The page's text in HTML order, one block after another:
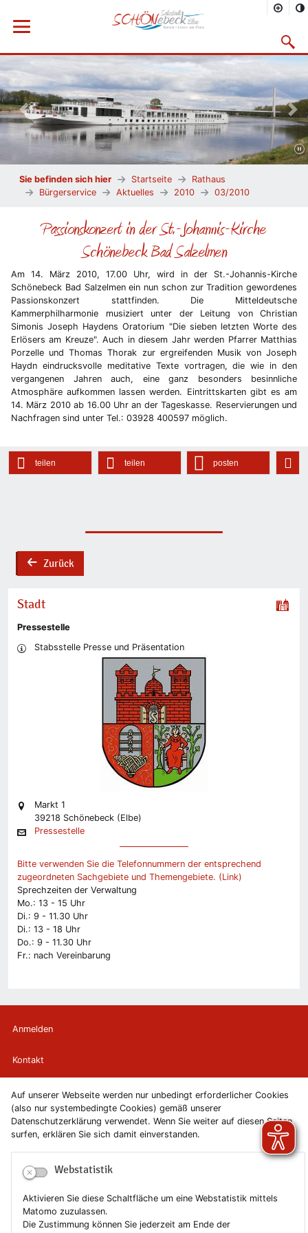
Auf unserer Webseite werden nur unbedingt erforderlicher Cookies
(also nur systembedingte Cookies) gemäß unserer
Datenschutzerklärung verwendet. Wenn Sie weiter auf diesen Seiten
surfen, erklären Sie sich damit einverstanden.
Webstatistik
Aktivieren Sie diese Schaltfläche um eine Webstatistik mittels
Matomo zuzulassen.
Die Zustimmung können Sie jederzeit am Ende der
Menü öffnen
Vorheriges Bild
Sie befinden sich hier Startseite
Rathaus
Bürgerservice
Aktuelles 2010 03/2010
Passionskonzert in der St.-Johannis-Kirche
Schönebeck Bad Salzelmen
Am 14. März 2010, 17.00 Uhr, wird in der St.-Johannis-Kirche
Schönebeck Bad Salzelmen ein nun schon zur Tradition gewordenes
Passionskonzert stattfinden. Die Mitteldeutsche
Kammerphilharmonie musiziert unter der Leitung von Christian
Simonis Joseph Haydens Oratorium "Die sieben letzten Worte des
Erlösers am Kreuze". Auch in diesem Jahr werden Pfarrer Matthias
Porzelle und Thomas Thorak zur ergreifenden Musik von Joseph
Haydn eindrucksvolle meditative Texte vortragen, die wie in den
vergangenen Jahren auch, eine ganz besonders besinnliche
Atmosphäre aufkommen lassen werden. Eintrittskarten gibt es am
14. März 2010 ab 16.00 Uhr an der Tageskasse. Reservierungen und
Nachfragen sind unter Tel.: 03928 400597 möglich.
teilen teilen posten
backZurück
Stadt
Pressestelle
Stabsstelle Presse und Präsentation
Markt 1
39218 Schönebeck (Elbe)
Pressestelle
Bitte verwenden Sie die Telefonnummern der entsprechend
zugeordneten Sachgebiete und Themengebiete. (Link)
Sprechzeiten der Verwaltung
Mo.: 13 - 15 Uhr
Di.: 9 - 11.30 Uhr
Di.: 13 - 18 Uhr
Do.: 9 - 11.30 Uhr
Fr.: nach Vereinbarung
Anmelden
Kontakt
Newsletter
Newsletterabmeldung
Impressum
Datenschutzerklärung
Erklärung zur Barrierefreiheit